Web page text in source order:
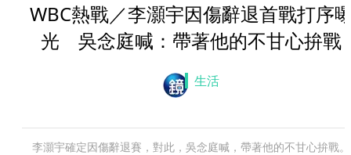
WBC熱戰／李灝宇因傷辭退首戰打序
光 吳念庭喊：帶著他的不甘心拚戰
生活
李灝宇確定因傷辭退賽，對此，吳念庭喊，帶著他的不甘心拚戰。